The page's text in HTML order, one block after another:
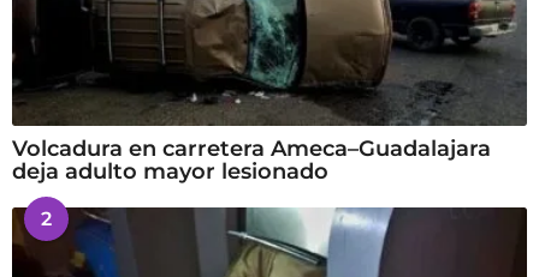
Volcadura en carretera Ameca–Guadalajara
deja adulto mayor lesionado
2